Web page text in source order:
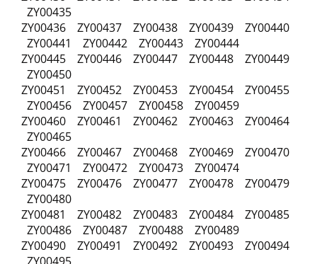
ZY00435
ZY00436 ZY00437 ZY00438 ZY00439 ZY00440
ZY00441 ZY00442 ZY00443 ZY00444
ZY00445 ZY00446 ZY00447 ZY00448 ZY00449
ZY00450
ZY00451 ZY00452 ZY00453 ZY00454 ZY00455
ZY00456 ZY00457 ZY00458 ZY00459
ZY00460 ZY00461 ZY00462 ZY00463 ZY00464
ZY00465
ZY00466 ZY00467 ZY00468 ZY00469 ZY00470
ZY00471 ZY00472 ZY00473 ZY00474
ZY00475 ZY00476 ZY00477 ZY00478 ZY00479
ZY00480
ZY00481 ZY00482 ZY00483 ZY00484 ZY00485
ZY00486 ZY00487 ZY00488 ZY00489
ZY00490 ZY00491 ZY00492 ZY00493 ZY00494